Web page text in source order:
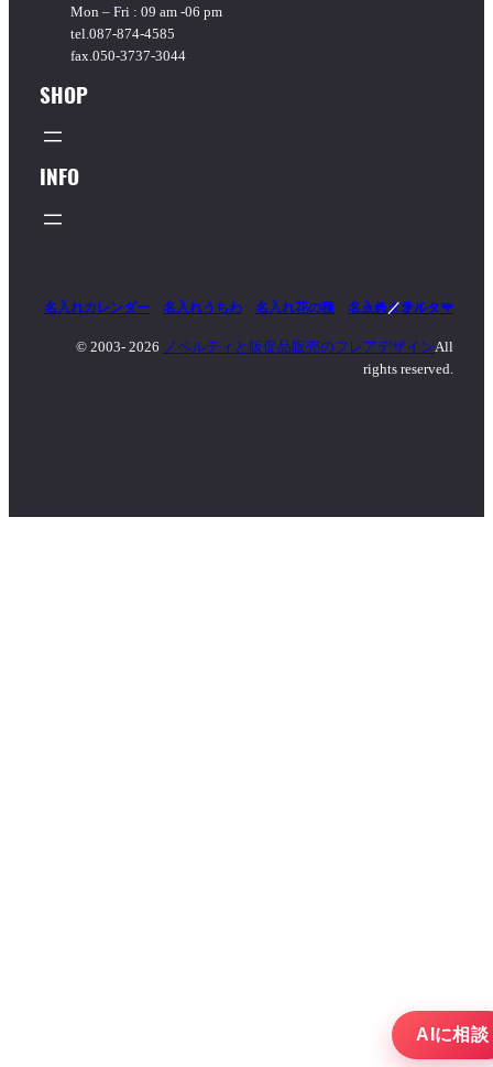
Mon – Fri : 09 am -06 pm
tel.087-874-4585
fax.050-3737-3044
SHOP
INFO
名入れカレンダー 名入れうちわ 名入れ花の種 名入れタオル
マッチ／ライター
© 2003- 2026 ノベルティと販促品販売のフレアデザインAll
rights reserved.
AIに相談